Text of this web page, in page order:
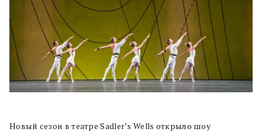
Новый сезон в театре Sadler’s Wells открыло шоу